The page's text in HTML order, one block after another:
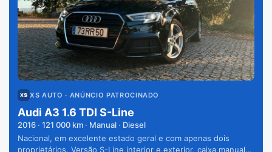
XS AUTO · ANÚNCIO PATROCINADO
Audi A3 1.6 TDI S-Line
2016 · 121 000 km · Manual · Diesel
Nacional, em excelente estado geral e com apenas dois
proprietários. Versão S-Line interior e exterior, caixa manual